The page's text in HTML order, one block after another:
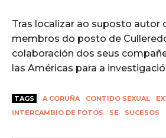
Tras localizar ao suposto autor
membros do posto de
colaboración dos seus
las Américas para a
TAGS A CORUÑA CONTIDO SEXUAL
INTERCAMBIO DE FOTOS
SE SUCESOS